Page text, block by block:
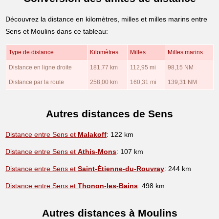
Découvrez la distance en kilomètres, milles et milles marins entre
Sens et Moulins dans ce tableau:
Type de distance Kilomètres Milles Milles marins
Distance en ligne droite 181,77 km 112,95 mi 98,15 NM
Distance par la route 258,00 km 160,31 mi 139,31 NM
Autres distances de Sens
Distance entre Sens et Malakoff: 122 km
Distance entre Sens etAthis-Mons: 107 km
Distance entre Sens etSaint-Étienne-du-Rouvray: 244 km
Distance entre Sens etThonon-les-Bains: 498 km
Autres distances à Moulins